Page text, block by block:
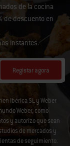
de la cocina
de descuento en
instantes.
Registar agora
Ibérica SL y Weber-
Weber, como
y autorizo que sean
de mercados y
de seguimiento.